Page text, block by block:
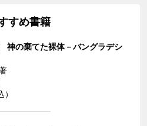
すめ書籍
の棄てた裸体－バングラデシ